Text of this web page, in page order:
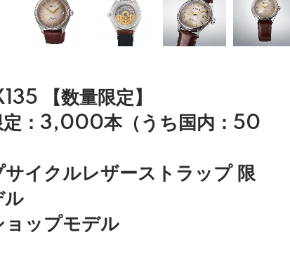
【数量限定】
定：3,000本（うち国内：50
サイクルレザーストラップ 限
ル
ョップモデル